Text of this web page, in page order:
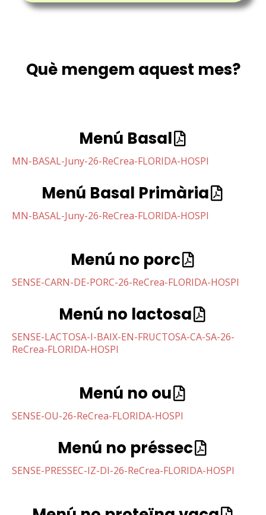
Què mengem aquest mes?
Menú Basal
MN-BASAL-Juny-26-ReCrea-FLORIDA-HOSPI
Menú Basal Primària
MN-BASAL-Juny-26-ReCrea-FLORIDA-HOSPI
Menú no porc
SENSE-CARN-DE-PORC-26-ReCrea-FLORIDA-HOSPI
Menú no lactosa
SENSE-LACTOSA-I-BAIX-EN-FRUCTOSA-CA-SA-26-
ReCrea-FLORIDA-HOSPI
Menú no ou
SENSE-OU-26-ReCrea-FLORIDA-HOSPI
Menú no préssec
SENSE-PRESSEC-IZ-DI-26-ReCrea-FLORIDA-HOSPI